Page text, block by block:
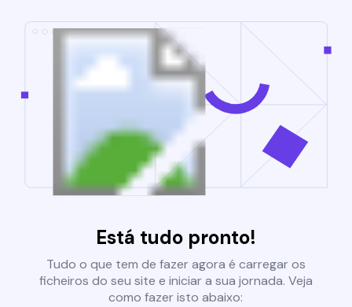
Está tudo pronto!
Tudo o que tem de fazer agora é carregar os
ficheiros do seu site e iniciar a sua jornada. Veja
como fazer isto abaixo: